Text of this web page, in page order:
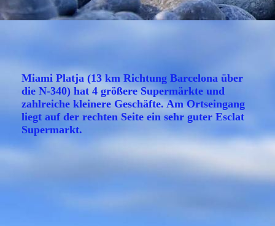
Miami Platja (13 km Richtung Barcelona über
die N-340) hat 4 größere Supermärkte und
zahlreiche kleinere Geschäfte. Am Ortseingang
liegt auf der rechten Seite ein sehr guter Esclat
Supermarkt.